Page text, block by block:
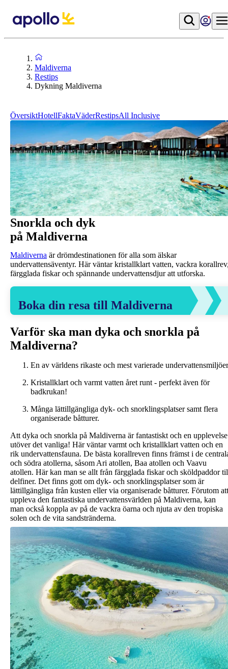
Maldiverna
Restips
Dykning Maldiverna
ÖversiktHotellFaktaVäderRestipsAll Inclusive
Snorkla och dyk
på Maldiverna
Maldiverna är drömdestinationen för alla som älskar
undervattensäventyr. Här väntar kristallklart vatten, vackra
färgglada fiskar och spännande undervattensdjur att utforska.
Boka din resa till Maldiverna
Varför ska man dyka och snorkla på
Maldiverna?
En av världens rikaste och mest varierade
Kristallklart och varmt vatten året runt - perfekt även för
badkrukan!
Många lättillgängliga dyk- och snorklingsplatser samt flera
organiserade båtturer.
Att dyka och snorkla på Maldiverna är fantastiskt och en upplevelse
utöver det vanliga! Här väntar varmt och kristallklart vatten och en
rik undervattensfauna. De bästa korallreven finns främst i de
och södra atollerna, såsom Ari atollen, Baa atollen och Vaavu
atollen. Här kan man se allt från färgglada fiskar och sköldpaddor
delfiner. Det finns gott om dyk- och snorklingsplatser som är
lättillgängliga från kusten eller via organiserade båtturer. Förutom att
uppleva den fantastiska undervattensvärlden på Maldiverna, kan
man också koppla av på de vackra öarna och njuta av den tropiska
solen och de vita sandstränderna.